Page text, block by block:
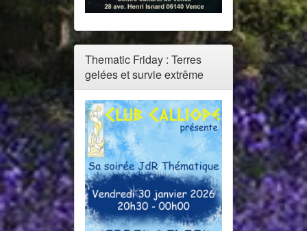
Thematic Friday : Terres
gelées et survie extrême